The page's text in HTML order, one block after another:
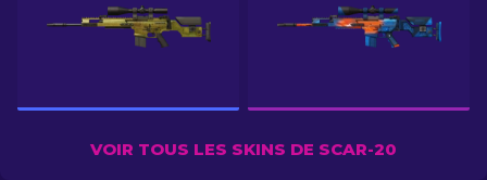
VOIR TOUS LES SKINS DE SCAR-20